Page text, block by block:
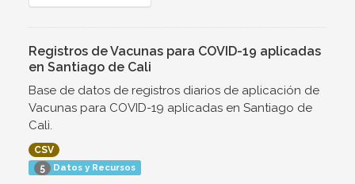
Registros de Vacunas para COVID-19 aplicadas
en Santiago de Cali
Base de datos de registros diarios de aplicación de
Vacunas para COVID-19 aplicadas en Santiago de
Cali.
CSV
5 Datos y Recursos